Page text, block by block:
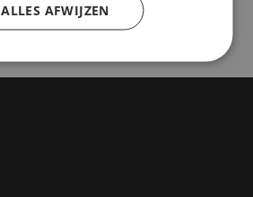
ALLES AFWIJZEN